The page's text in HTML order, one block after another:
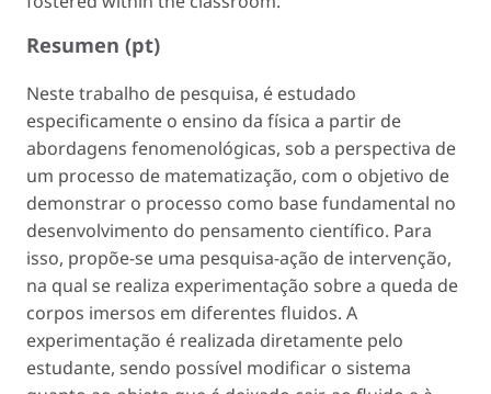
Resumen (pt)
Neste trabalho de pesquisa, é estudado
especificamente o ensino da física a partir de
abordagens fenomenológicas, sob a perspectiva de
um processo de matematização, com o objetivo de
demonstrar o processo como base fundamental no
desenvolvimento do pensamento científico. Para
isso, propõe-se uma pesquisa-ação de intervenção,
na qual se realiza experimentação sobre a queda de
corpos imersos em diferentes fluidos. A
experimentação é realizada diretamente pelo
estudante, sendo possível modificar o sistema